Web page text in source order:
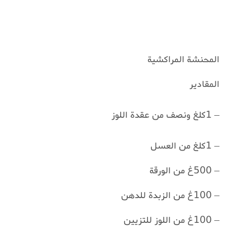
المحنشة المراكشية
المقادير
– 1كلغ ونصف من عقدة اللوز
– 1كلغ من العسل
– 500غ من الورقة
– 100غ من الزبدة للدهن
– 100غ من اللوز للتزيين